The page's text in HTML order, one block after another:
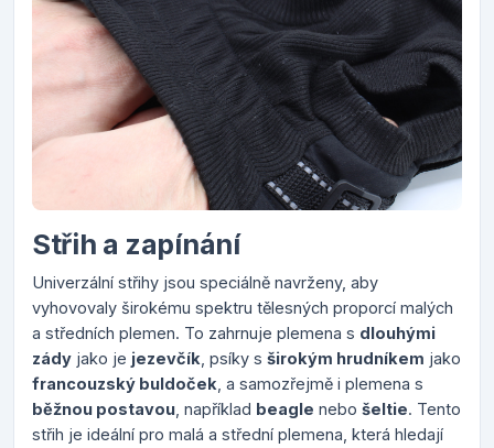
Střih a zapínání
Univerzální střihy jsou speciálně navrženy, aby
vyhovovaly širokému spektru tělesných proporcí malých
a středních plemen. To zahrnuje plemena s dlouhými
zády jako je jezevčík , psíky s širokým hrudníkem jako
francouzský buldoček , a samozřejmě i plemena s
běžnou postavou , například beagle nebo šeltie. Tento
střih je ideální pro malá a střední plemena, která hledají